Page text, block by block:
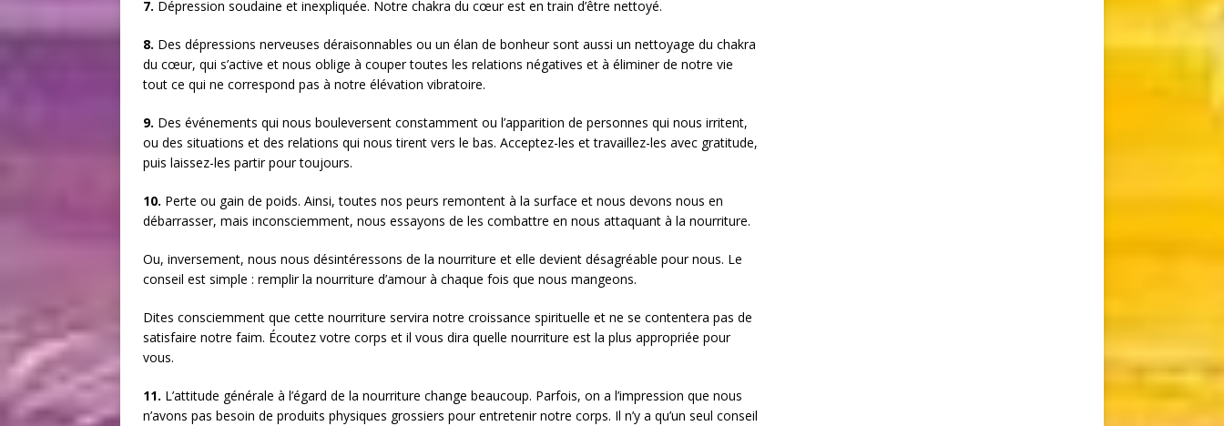
7. Dépression soudaine et inexpliquée. Notre chakra du cœur est en train d’être nettoyé.
8. Des dépressions nerveuses déraisonnables ou un élan de bonheur sont aussi un nettoyage du chakra
du cœur, qui s’active et nous oblige à couper toutes les relations négatives et à éliminer de notre vie
tout ce qui ne correspond pas à notre élévation vibratoire.
9. Des événements qui nous bouleversent constamment ou l’apparition de personnes qui nous irritent,
ou des situations et des relations qui nous tirent vers le bas. Acceptez-les et travaillez-les avec gratitude,
puis laissez-les partir pour toujours.
10. Perte ou gain de poids. Ainsi, toutes nos peurs remontent à la surface et nous devons nous en
débarrasser, mais inconsciemment, nous essayons de les combattre en nous attaquant à la nourriture.
Ou, inversement, nous nous désintéressons de la nourriture et elle devient désagréable pour nous. Le
conseil est simple : remplir la nourriture d’amour à chaque fois que nous mangeons.
Dites consciemment que cette nourriture servira notre croissance spirituelle et ne se contentera pas de
satisfaire notre faim. Écoutez votre corps et il vous dira quelle nourriture est la plus appropriée pour
vous.
11. L’attitude générale à l’égard de la nourriture change beaucoup. Parfois, on a l’impression que nous
n’avons pas besoin de produits physiques grossiers pour entretenir notre corps. Il n’y a qu’un seul conseil